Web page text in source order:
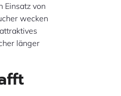
Einsatz von
wecken
länger